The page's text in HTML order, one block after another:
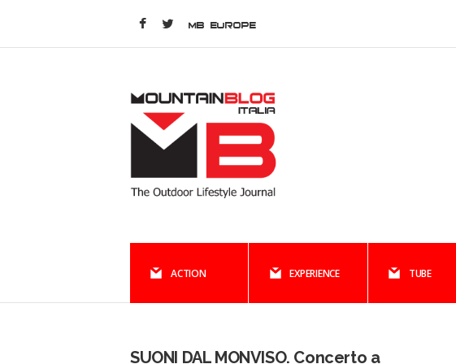
MB EUROPE
ACTION EXPERIENCE TUBE
SUONI DAL MONVISO. Concerto a